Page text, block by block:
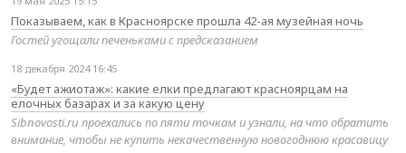
Показываем, как в Красноярске прошла 42-ая музейная ночь
Гостей угощали печеньками с предсказанием
18 декабря 2024 16:45
«Будет ажиотаж»: какие елки предлагают красноярцам на
елочных базарах и за какую цену
Sibnovosti.ru проехались по пяти точкам и узнали, на что обратить
внимание, чтобы не купить некачественную новогоднюю красавицу